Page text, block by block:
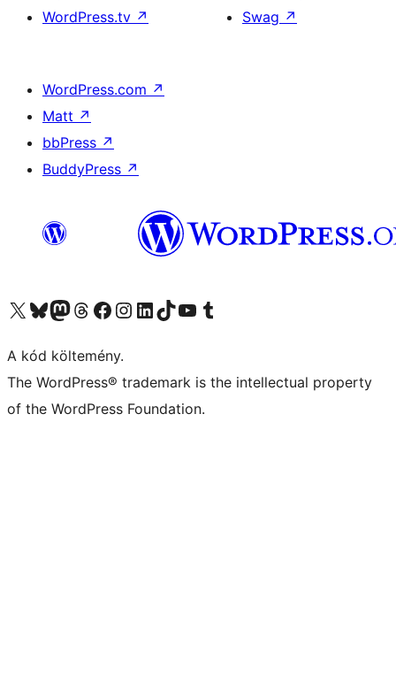
WordPress.tv ↗
Swag ↗
WordPress.com ↗
Matt ↗
bbPress ↗
BuddyPress ↗
Visit our X (formerly Twitter) account
Visit our Bluesky account
Twitter csatornánk
Visit our Threads account
Facebook oldalunk megtekintése
Visit our Instagram account
Visit our LinkedIn account
Visit our TikTok account
Visit our YouTube channel
Visit our Tumblr account
A kód költemény.
The WordPress® trademark is the intellectual property
of the WordPress Foundation.